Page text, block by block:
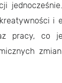
i
pracy, co